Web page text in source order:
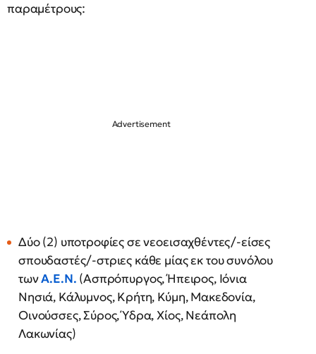
παραμέτρους:
Δύο (2) υποτροφίες σε νεοεισαχθέντες/-είσες
σπουδαστές/-στριες κάθε μίας εκ του συνόλου
τωνΑ.Ε.Ν. (Ασπρόπυργος, Ήπειρος, Ιόνια
Νησιά, Κάλυμνος, Κρήτη, Κύμη, Μακεδονία,
Οινούσσες, Σύρος, Ύδρα, Χίος, Νεάπολη
Λακωνίας)